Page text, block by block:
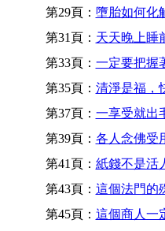
第29頁： 墮胎如何化
第31頁： 天天晚上睡
第33頁： 一定要把握
第35頁： 清淨是福，
第37頁： 一享受就出
第39頁： 各人念佛受
第41頁： 紙錢不是活
第43頁： 這個法門的
第45頁： 這個商人一